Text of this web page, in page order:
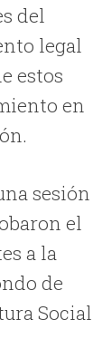
del
legal
estos
en
sesión
el
a la
de
Social